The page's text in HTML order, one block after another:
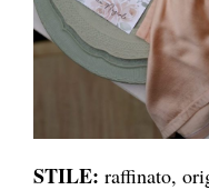
STILE: raffinato,